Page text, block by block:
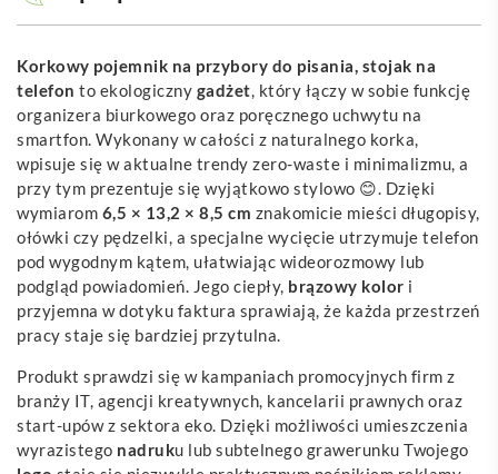
Korkowy pojemnik na przybory do pisania, stojak na
telefon to ekologiczny gadżet, który łączy w sobie funkcję
organizera biurkowego oraz poręcznego uchwytu na
smartfon. Wykonany w całości z naturalnego korka,
wpisuje się w aktualne trendy zero-waste i minimalizmu, a
przy tym prezentuje się wyjątkowo stylowo 😊. Dzięki
wymiarom 6,5 × 13,2 × 8,5 cm znakomicie mieści długopisy,
ołówki czy pędzelki, a specjalne wycięcie utrzymuje telefon
pod wygodnym kątem, ułatwiając wideorozmowy lub
podgląd powiadomień. Jego ciepły, brązowy kolor i
przyjemna w dotyku faktura sprawiają, że każda przestrzeń
pracy staje się bardziej przytulna.
Produkt sprawdzi się w kampaniach promocyjnych firm z
branży IT, agencji kreatywnych, kancelarii prawnych oraz
start-upów z sektora eko. Dzięki możliwości umieszczenia
wyrazistego nadruku lub subtelnego grawerunku Twojego